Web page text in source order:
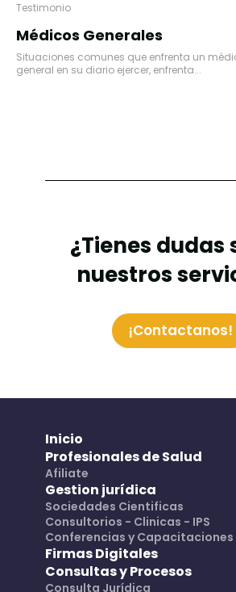
Testimonio
Médicos Generales
Situaciones comunes que enfrenta un
general en su diario ejercer, enfrenta...
¿Tienes dudas
nuestros
¡Contactanos!
Inicio
Profesionales de Salud
Afiliate
Gestion jurídica
Sociedades Cientificas
Consultorios - Clinicas - IPS
Conferencias y Capacitaciones
Firmas Digitales
Consultas y Procesos
Consulta Jurídica